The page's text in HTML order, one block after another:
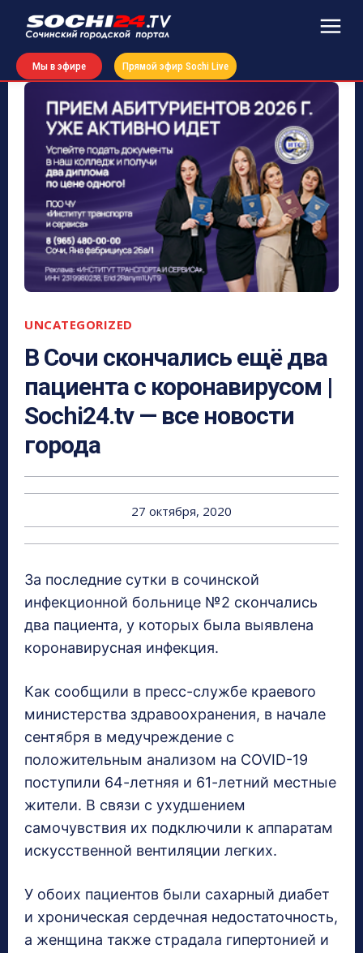
Мы в эфире Прямой эфир Sochi Live
UNCATEGORIZED
В Сочи скончались ещё два
пациента с коронавирусом |
Sochi24.tv — все новости
города
27 октября, 2020
За последние сутки в сочинской
инфекционной больнице №2 скончались
два пациента, у которых была выявлена
коронавирусная инфекция.
Как сообщили в пресс-службе краевого
министерства здравоохранения, в начале
сентября в медучреждение с
положительным анализом на COVID-19
поступили 64-летняя и 61-летний местные
жители. В связи с ухудшением
самочувствия их подключили к аппаратам
искусственной вентиляции легких.
У обоих пациентов были сахарный диабет
и хроническая сердечная недостаточность,
а женщина также страдала гипертонией и